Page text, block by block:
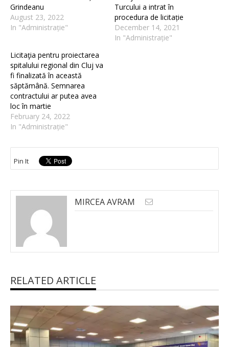
Grindeanu
August 23, 2022
In "Administrație"
Turcului a intrat în
procedura de licitație
December 14, 2021
In "Administrație"
Licitaţia pentru proiectarea
spitalului regional din Cluj va
fi finalizată în această
săptămână. Semnarea
contractului ar putea avea
loc în martie
February 24, 2022
In "Administrație"
Pin It
MIRCEA AVRAM
RELATED ARTICLE